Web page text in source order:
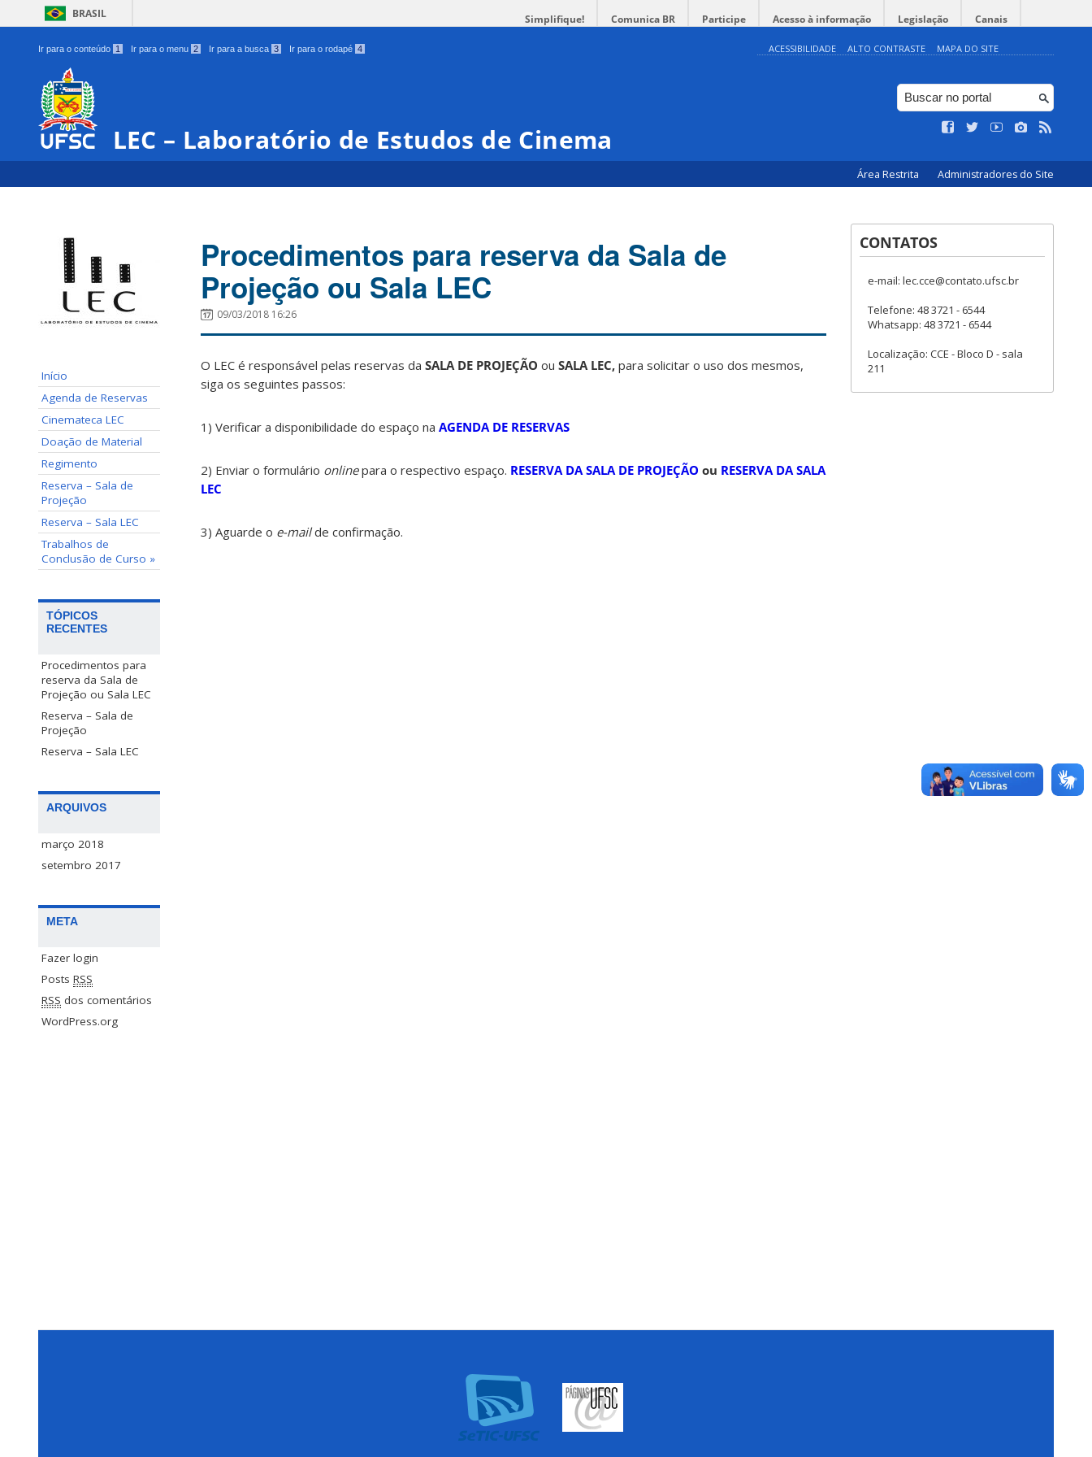
BRASIL Simplifique! Comunica BR Participe Acesso à informação Legislação Canais
Ir para o conteúdo 1 Ir para o menu 2 Ir para a busca 3 Ir para o rodapé 4 ACESSIBILIDADE ALTO CONTRASTE MAPA DO SITE
LEC – Laboratório de Estudos de Cinema
Área Restrita Administradores do Site
Início
Agenda de Reservas
Cinemateca LEC
Doação de Material
Regimento
Reserva – Sala de
Projeção
Reserva – Sala LEC
Trabalhos de
Conclusão de Curso »
TÓPICOS
RECENTES
Procedimentos para
reserva da Sala de
Projeção ou Sala LEC
Reserva – Sala de
Projeção
Reserva – Sala LEC
ARQUIVOS
março 2018
setembro 2017
META
Fazer login
Posts RSS
RSS dos comentários
WordPress.org
Procedimentos para reserva da Sala de
Projeção ou Sala LEC
09/03/2018 16:26
O LEC é responsável pelas reservas da SALA DE PROJEÇÃO ou SALA LEC, para solicitar o uso dos mesmos,
siga os seguintes passos:
1) Verificar a disponibilidade do espaço na AGENDA DE RESERVAS
2) Enviar o formulário onlinepara o respectivo espaço. RESERVA DA SALA DE PROJEÇÃO ou RESERVA DA SALA
LEC
3) Aguarde o e-mailde confirmação.
CONTATOS
e-mail: lec.cce@contato.ufsc.br
Telefone: 48 3721 - 6544
Whatsapp: 48 3721 - 6544
Localização: CCE - Bloco D - sala
211